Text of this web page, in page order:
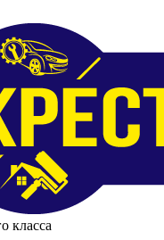
класса